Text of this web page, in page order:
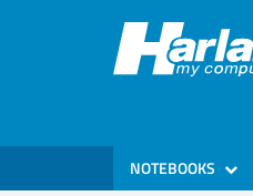
NOTEBOOKS